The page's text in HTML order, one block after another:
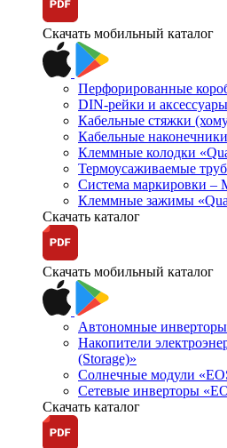
Скачать мобильный каталог
Перфорированные
DIN-рейки и
Кабельные стяжки
Кабельные
Клеммные колодки
Термоусаживаемые
Система маркировки
Клеммные зажимы
Скачать каталог
Скачать мобильный каталог
Автономные
Накопители
(Storage)»
Солнечные модули
Сетевые инверторы
Скачать каталог